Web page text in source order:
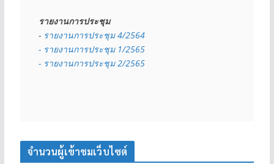
รายงานการประชุม
- รายงานการประชุม 4/2564
- รายงานการประชุม 1/2565
- รายงานการประชุม 2/2565
จำนวนผู้เข้าชมเว็บไซต์